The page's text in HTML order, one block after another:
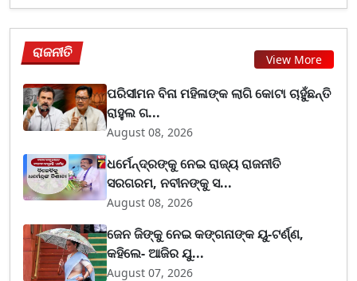
ରାଜନୀତି View More
ପରିସୀମନ ବିନା ମହିଳାଙ୍କ ଲାଗି କୋଟା ଚାହୁଁଛନ୍ତି
ରାହୁଲ ଗ...
August 08, 2026
ଧର୍ମେନ୍ଦ୍ରଙ୍କୁ ନେଇ ରାଜ୍ୟ ରାଜନୀତି
ସରଗରମ, ନବୀନଙ୍କୁ ସ...
August 08, 2026
ଜେନ ଜିଙ୍କୁ ନେଇ କଙ୍ଗନାଙ୍କ ୟୁ-ଟର୍ଣ୍ଣ,
କହିଲେ- ଆଜିର ଯୁ...
August 07, 2026